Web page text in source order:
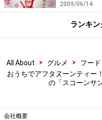
＜関連記事＞
1年ぶりの再会！ ファ
2009/06/14
ランキ
All About > グルメ > フー
おうちでアフタヌーンティー
の「スコーンサ
会社概要